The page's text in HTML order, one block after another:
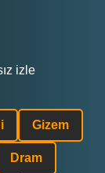
izle
Gizem
Dram